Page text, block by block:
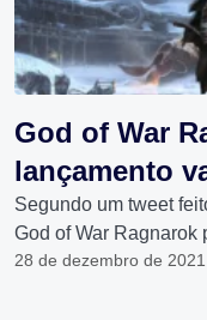
God of War
lançamento
Segundo um tweet
God of War Ragnarok
28 de dezembro de